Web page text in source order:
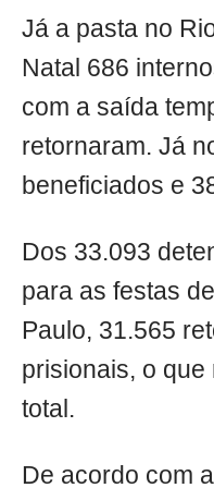
Já a pasta no
Natal 686
com a saída
retornaram. Já
beneficiados e
Dos 33.093
para as festas
Paulo, 31.565
prisionais, o
total.
De acordo com